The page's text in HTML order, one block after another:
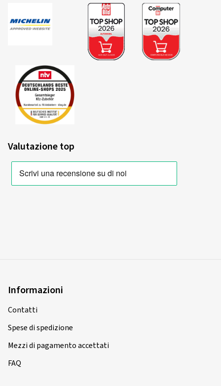
Valutazione top
Informazioni
Contatti
Spese di spedizione
Mezzi di pagamento accettati
FAQ